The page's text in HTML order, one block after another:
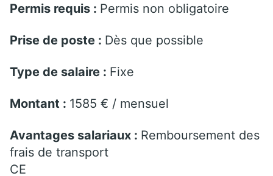
Permis requis : Permis non obligatoire
Prise de poste : Dès que possible
Type de salaire : Fixe
Montant : 1585 € / mensuel
Avantages salariaux : Remboursement des
frais de transport
CE